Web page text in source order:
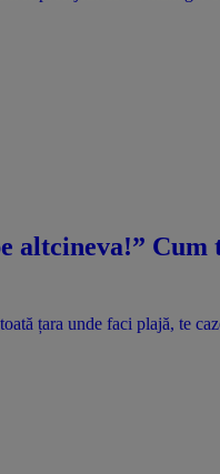
altcineva!”
țara unde faci plajă, te